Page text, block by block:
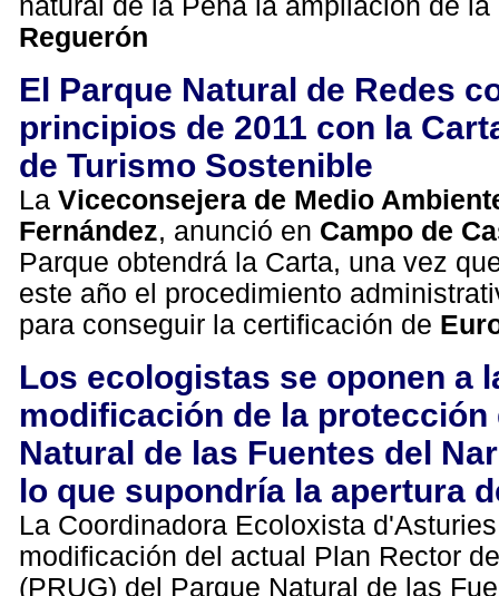
natural de la Peña la ampliación de la
Reguerón
El Parque Natural de Redes
principios de 2011 con la
de Turismo Sostenible
La Viceconsejera de Medio
Fernández, anunció en Campo de
Parque obtendrá la Carta, una vez
este año el procedimiento
para conseguir la certificación de
Los ecologistas se oponen a
modificación de la protección
Natural de las Fuentes del
lo que supondría la apertura
La Coordinadora Ecoloxista
modificación del actual Plan Rector
(PRUG) del Parque Natural de las